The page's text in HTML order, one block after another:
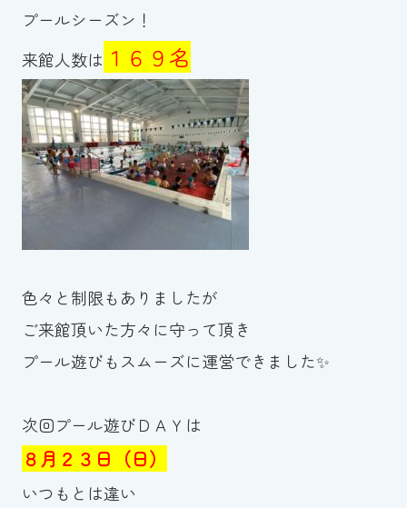
メールでお問い合わせ
スイミングスクールの
体験申し込みはこちら!
プールシーズン！
来館人数は １６９名
色々と制限もありましたが
ご来館頂いた方々に守って頂き
プール遊びもスムーズに運営できました✨
次回プール遊びＤＡＹは
８月２３日（日）
いつもとは違い